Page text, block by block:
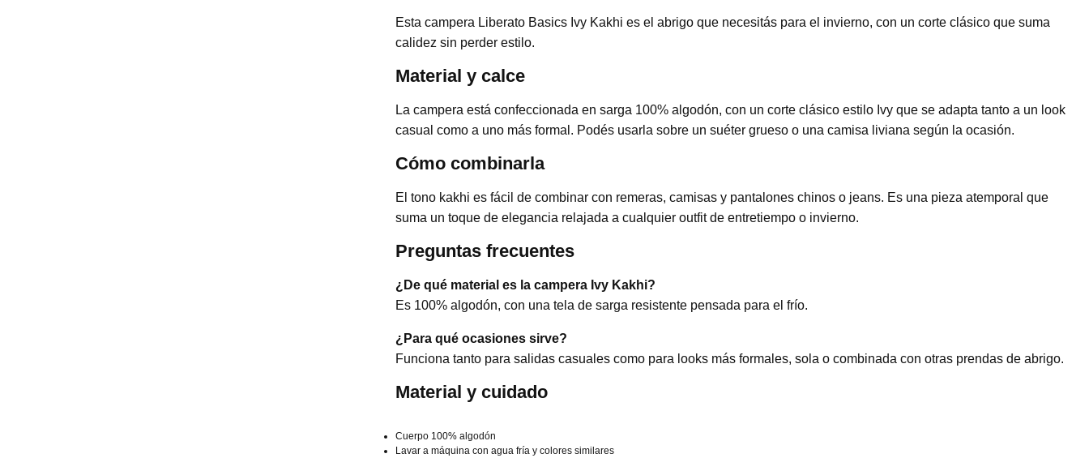
Esta campera Liberato Basics Ivy Kakhi es el abrigo que necesitás para el invierno, con un corte clásico que suma
calidez sin perder estilo.
Material y calce
La campera está confeccionada en sarga 100% algodón, con un corte clásico estilo Ivy que se adapta tanto a un look
casual como a uno más formal. Podés usarla sobre un suéter grueso o una camisa liviana según la ocasión.
Cómo combinarla
El tono kakhi es fácil de combinar con remeras, camisas y pantalones chinos o jeans. Es una pieza atemporal que
suma un toque de elegancia relajada a cualquier outfit de entretiempo o invierno.
Preguntas frecuentes
¿De qué material es la campera Ivy Kakhi?
Es 100% algodón, con una tela de sarga resistente pensada para el frío.
¿Para qué ocasiones sirve?
Funciona tanto para salidas casuales como para looks más formales, sola o combinada con otras prendas de abrigo.
Material y cuidado
Cuerpo 100% algodón
Lavar a máquina con agua fría y colores similares